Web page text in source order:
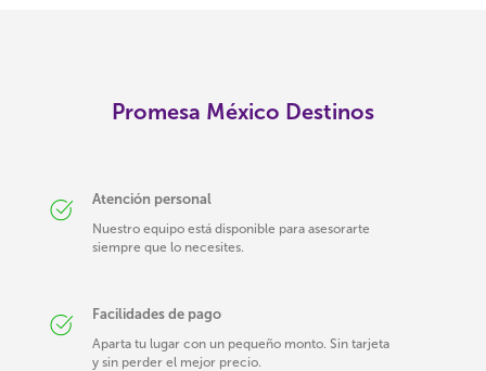
Promesa México Destinos
Atención personal
Nuestro equipo está disponible para asesorarte
siempre que lo necesites.
Facilidades de pago
Aparta tu lugar con un pequeño monto. Sin tarjeta
y sin perder el mejor precio.